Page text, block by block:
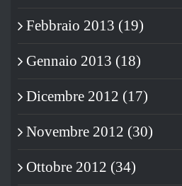
Febbraio 2013 (19)
Gennaio 2013 (18)
Dicembre 2012 (17)
Novembre 2012 (30)
Ottobre 2012 (34)